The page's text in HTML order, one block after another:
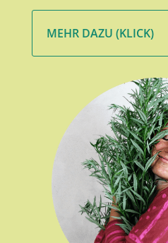
MEHR DAZU (KLICK)